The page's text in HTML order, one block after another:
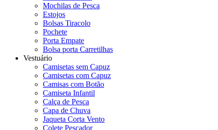
Mochilas de Pesca
Estojos
Bolsas Tiracolo
Pochete
Porta Empate
Bolsa porta Carretilhas
Vestuário
Camisetas sem Capuz
Camisetas com Capuz
Camisas com Botão
Camiseta Infantil
Calça de Pesca
Capa de Chuva
Jaqueta Corta Vento
Colete Pescador